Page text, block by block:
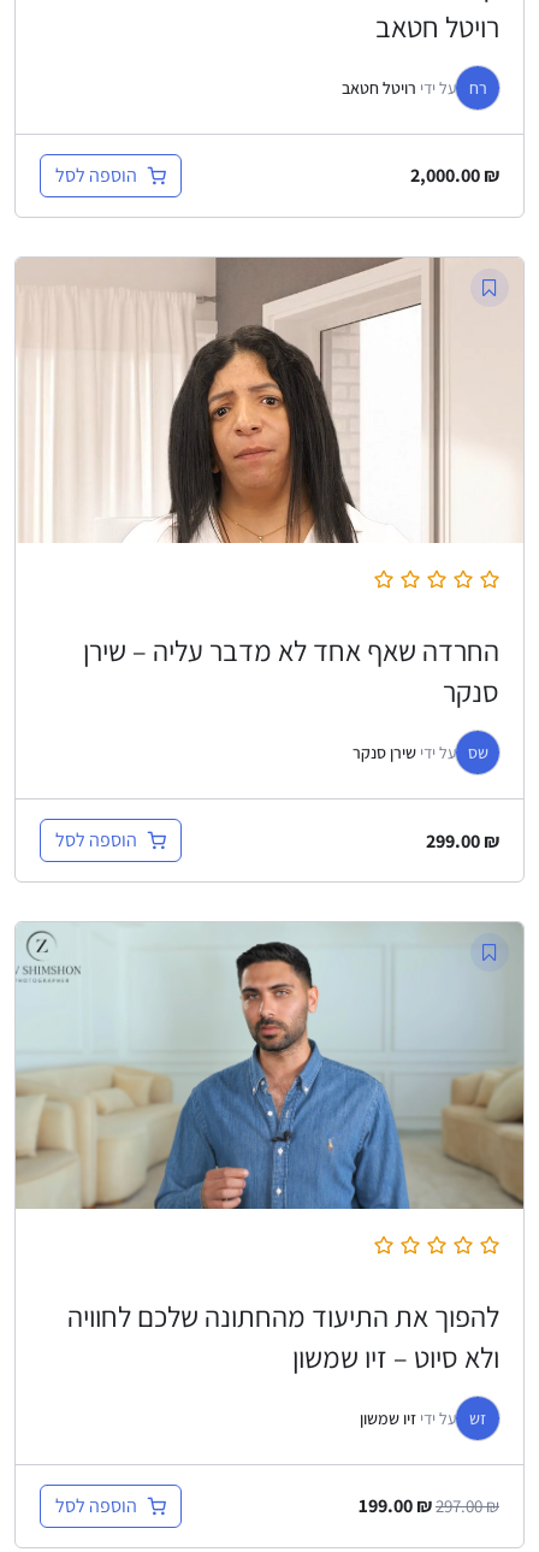
רויטל חטאב
רח על ידי רויטל חטאב
2,000.00₪ הוספה לסל
החרדה שאף אחד לא מדבר עליה – שירן
סנקר
שס על ידי שירן סנקר
299.00₪ הוספה לסל
להפוך את התיעוד מהחתונה שלכם לחוויה
ולא סיוט – זיו שמשון
זש על ידי זיו שמשון
297.00₪
199.00₪ הוספה לסל